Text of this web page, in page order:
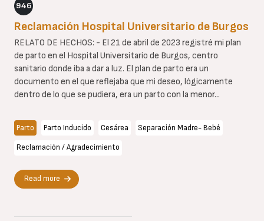
946
Reclamación Hospital Universitario de Burgos
RELATO DE HECHOS: - El 21 de abril de 2023 registré mi plan
de parto en el Hospital Universitario de Burgos, centro
sanitario donde iba a dar a luz. El plan de parto era un
documento en el que reflejaba que mi deseo, lógicamente
dentro de lo que se pudiera, era un parto con la menor...
Parto Parto Inducido Cesárea Separación Madre- Bebé
Reclamación / Agradecimiento
Read more